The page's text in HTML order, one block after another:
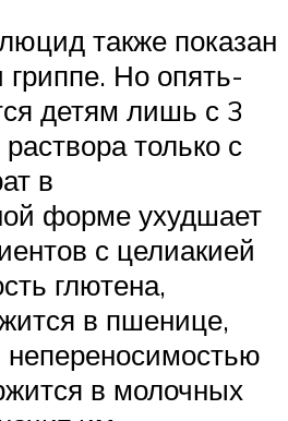
также показан
гриппе. Но опять-
детям лишь с 3
только с
в
форме ухудшает
с целиакией
глютена,
в пшенице,
в молочных